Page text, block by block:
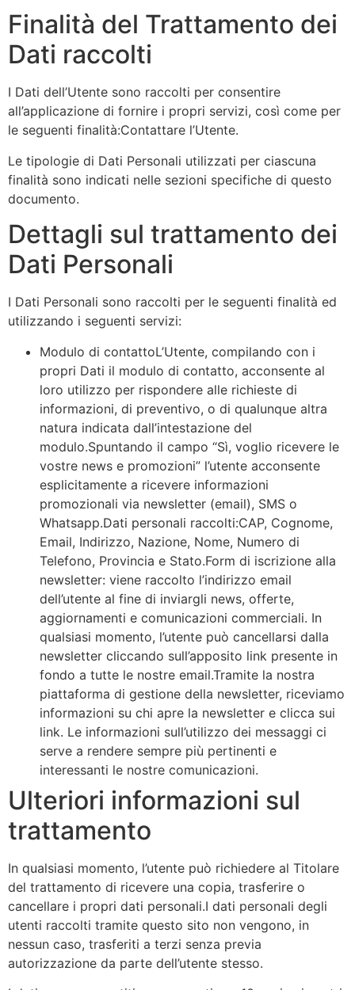
Finalità del Trattamento dei
Dati raccolti
I Dati dell’Utente sono raccolti per consentire
all’applicazione di fornire i propri servizi, così come per
le seguenti finalità:Contattare l’Utente.
Le tipologie di Dati Personali utilizzati per ciascuna
finalità sono indicati nelle sezioni specifiche di questo
documento.
Dettagli sul trattamento dei
Dati Personali
I Dati Personali sono raccolti per le seguenti finalità ed
utilizzando i seguenti servizi:
Modulo di contattoL’Utente, compilando con i
propri Dati il modulo di contatto, acconsente al
loro utilizzo per rispondere alle richieste di
informazioni, di preventivo, o di qualunque altra
natura indicata dall’intestazione del
modulo.Spuntando il campo “Sì, voglio ricevere le
vostre news e promozioni” l’utente acconsente
esplicitamente a ricevere informazioni
promozionali via newsletter (email), SMS o
Whatsapp.Dati personali raccolti:CAP, Cognome,
Email, Indirizzo, Nazione, Nome, Numero di
Telefono, Provincia e Stato.Form di iscrizione alla
newsletter: viene raccolto l’indirizzo email
dell’utente al fine di inviargli news, offerte,
aggiornamenti e comunicazioni commerciali. In
qualsiasi momento, l’utente può cancellarsi dalla
newsletter cliccando sull’apposito link presente in
fondo a tutte le nostre email.Tramite la nostra
piattaforma di gestione della newsletter, riceviamo
informazioni su chi apre la newsletter e clicca sui
link. Le informazioni sull’utilizzo dei messaggi ci
serve a rendere sempre più pertinenti e
interessanti le nostre comunicazioni.
Ulteriori informazioni sul
trattamento
In qualsiasi momento, l’utente può richiedere al Titolare
del trattamento di ricevere una copia, trasferire o
cancellare i propri dati personali.I dati personali degli
utenti raccolti tramite questo sito non vengono, in
nessun caso, trasferiti a terzi senza previa
autorizzazione da parte dell’utente stesso.